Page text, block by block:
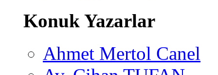
Konuk Yazarlar
Ahmet Mertol Canel